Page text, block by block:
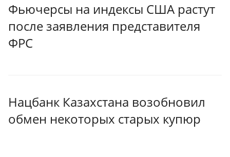
Фьючерсы на индексы США растут
после заявления представителя
ФРС
Нацбанк Казахстана возобновил
обмен некоторых старых купюр